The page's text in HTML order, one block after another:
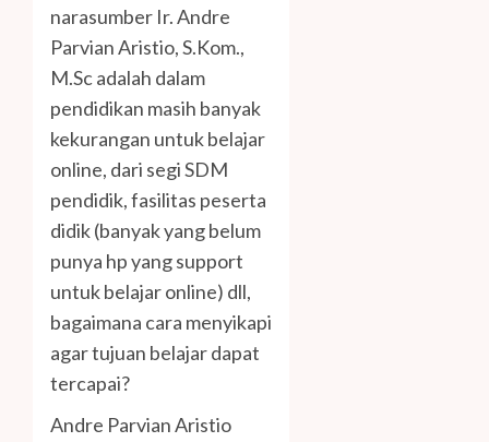
narasumber Ir. Andre
Parvian Aristio, S.Kom.,
M.Sc adalah dalam
pendidikan masih banyak
kekurangan untuk belajar
online, dari segi SDM
pendidik, fasilitas peserta
didik (banyak yang belum
punya hp yang support
untuk belajar online) dll,
bagaimana cara menyikapi
agar tujuan belajar dapat
tercapai?
Andre Parvian Aristio